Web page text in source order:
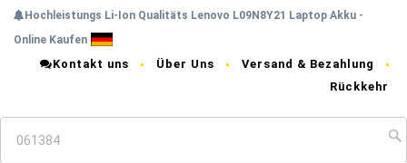
Hochleistungs Li-Ion Qualitäts Lenovo L09N8Y21 Laptop Akku -
Online Kaufen
Kontakt uns Über Uns
Versand & Bezahlung
Rückkehr